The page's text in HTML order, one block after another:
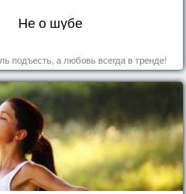
Не о шубе
подъесть, а любовь всегда в тренде!